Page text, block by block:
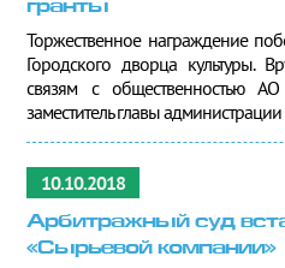
гранты
Торжественное награждение
Городского дворца культуры.
связям с общественностью
заместитель главы администрации
10.10.2018
Арбитражный суд
«Сырьевой компании»